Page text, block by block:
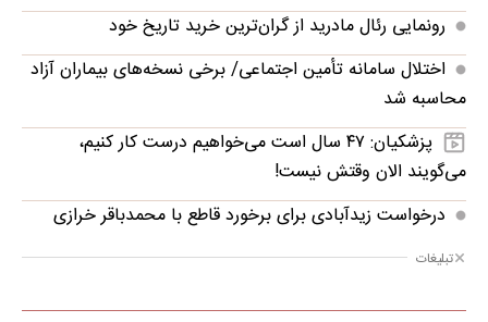
رونمایی رئال مادرید از گران‌ترین خرید تاریخ خود
اختلال سامانه تأمین اجتماعی/ برخی نسخه‌های بیماران آزاد
محاسبه شد
پزشکیان: ۴۷ سال است می‌خواهیم درست کار کنیم،
می‌گویند الان وقتش نیست!
درخواست زیدآبادی برای برخورد قاطع با محمدباقر خرازی
تبلیغات